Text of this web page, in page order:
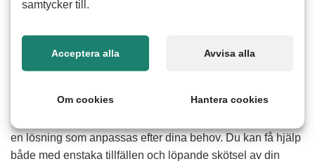
Hur fungerar hjälp med ogräsrensning och
fysiskt ansträngande särskilt under intensiva perioder på
våren och hösten. Med hjälp av våra erfarna seniorer får du
en lösning som anpassas efter dina behov. Du kan få hjälp
både med enstaka tillfällen och löpande skötsel av din
samtycker till.
Acceptera alla Avvisa alla
Om cookies Hantera cookies